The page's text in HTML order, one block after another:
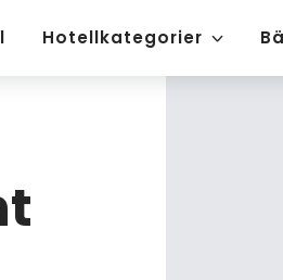
Hotellkategorier